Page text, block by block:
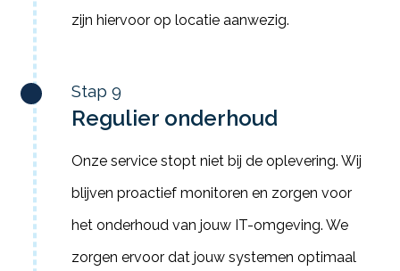
zijn hiervoor op locatie aanwezig.
Stap 9
Regulier onderhoud
Onze service stopt niet bij de oplevering. Wij
blijven proactief monitoren en zorgen voor
het onderhoud van jouw IT-omgeving. We
zorgen ervoor dat jouw systemen optimaal